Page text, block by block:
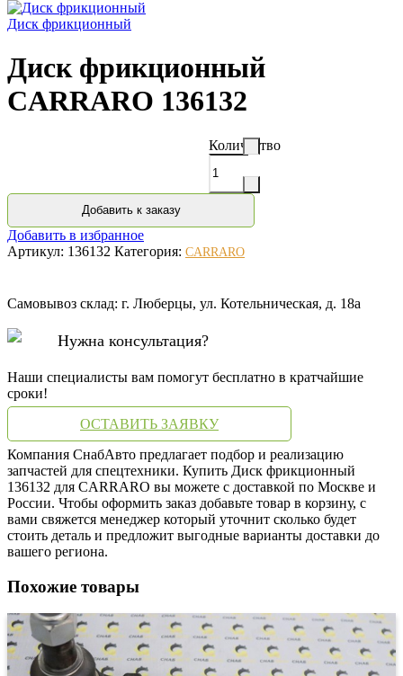
Диск фрикционный
Диск фрикционный
CARRARO 136132
Количество
Добавить к заказу
Добавить в избранное
Артикул: 136132 Категория: CARRARO
Самовывоз склад: г. Люберцы, ул. Котельническая, д. 18а
Нужна консультация?
Наши специалисты вам помогут бесплатно в кратчайшие
сроки!
ОСТАВИТЬ ЗАЯВКУ
Компания СнабАвто предлагает подбор и реализацию
запчастей для спецтехники. Купить Диск фрикционный
136132 для CARRARO вы можете с доставкой по Москве и
России. Чтобы оформить заказ добавьте товар в корзину, с
вами свяжется менеджер который уточнит сколько будет
стоить деталь и предложит выгодные варианты доставки до
вашего региона.
Похожие товары